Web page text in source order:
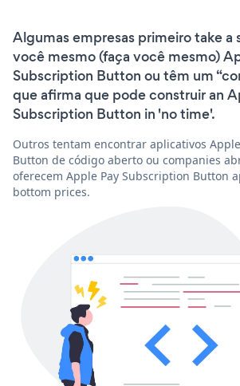
Algumas empresas primeiro take a
você mesmo (faça você mesmo)
Subscription Button ou têm um
que afirma que pode construir an
Subscription Button in 'no time'.
Outros tentam encontrar aplicativos
Button de código aberto ou companies
oferecem Apple Pay Subscription Button
bottom prices.